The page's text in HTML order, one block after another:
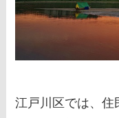
江戸川区では、住